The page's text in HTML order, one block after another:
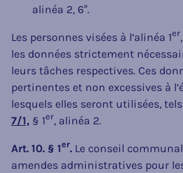
alinéa 2, 6°.
Les personnes visées à l’alinéa 1er
les données strictement
leurs tâches respectives. Ces
pertinentes et non excessives à
lesquels elles seront utilisées,
7/1, § 1er, alinéa 2.
Art. 10. § 1er. Le conseil
amendes administratives pour